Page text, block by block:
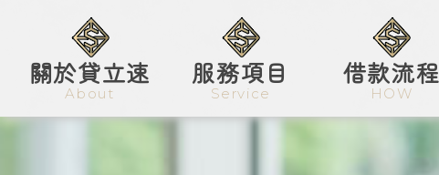
關於貸立速
About
服務項目
Service
借款流程
HOW